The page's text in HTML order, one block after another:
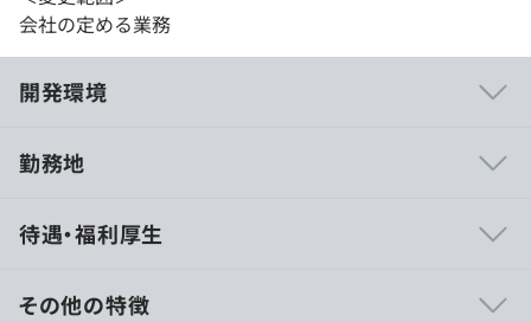
会社の定める業務
開発環境
クトなので社内やお客様からのフィードバックが早くて実
ップにはとても良いです。
勤務地
待遇・福利厚生
その他の特徴